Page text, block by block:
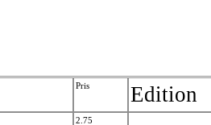
Pris Edition
2.75